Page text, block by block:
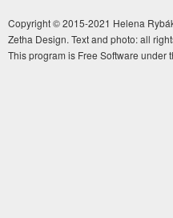
Copyright © 2015-2021 Helena
Zetha Design. Text and photo: all
This program is Free Software under